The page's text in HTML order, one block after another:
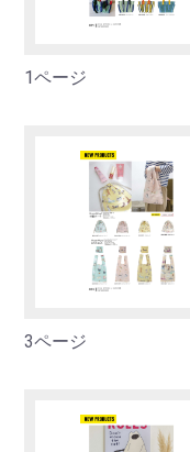
1ページ
3ページ